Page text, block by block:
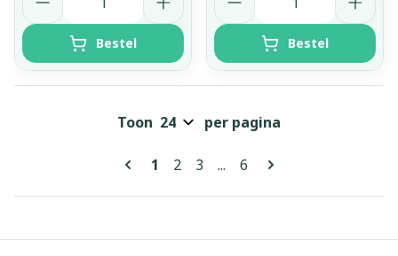
Bestel Bestel
Pagina's
U lees momenteel pagina
1 Pagina
2 Pagina
3 ... Pagina
6
Toon per pagina